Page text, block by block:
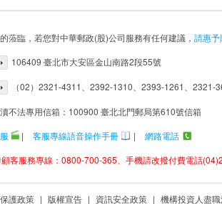
蒞臨，若您對中華郵政(股)公司服務有任何建議， 請惠予
106409 臺北市大安區金山南路2段55號
（02）2321-4311、2392-1310、2393-1261、2321-
不法專用信箱：100900 臺北北門郵局第610號信箱
| 客服專線語音操作手冊 |
網路電話
客服務專線：0800-700-365、手機請改撥付費電話
護政策 | 版權宣告 | 資訊安全政策 | 機構投資人盡